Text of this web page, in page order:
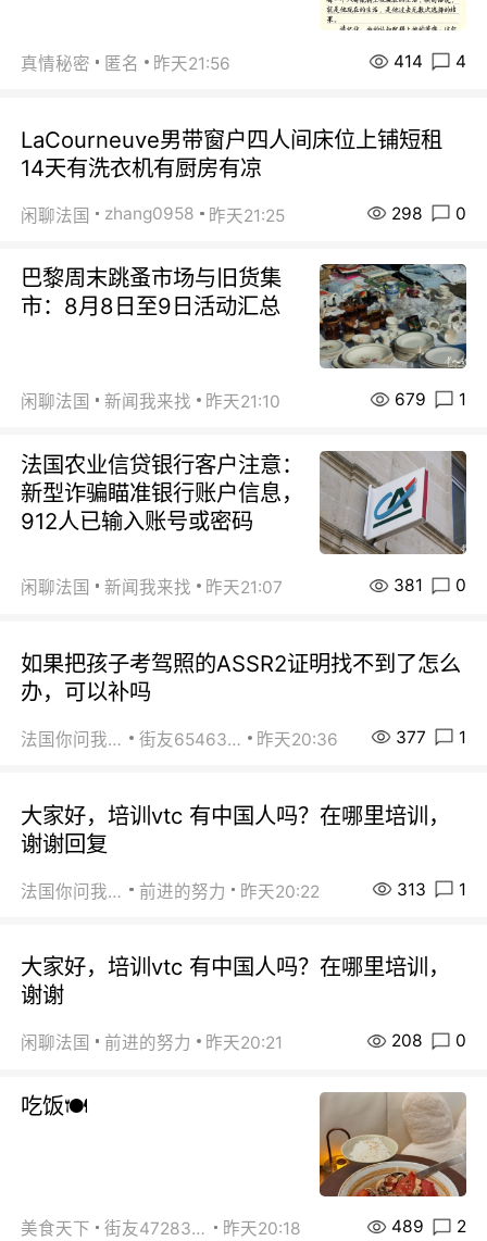
真情秘密 匿名 昨天21:56 414 4
LaCourneuve男带窗户四人间床位上铺短租
14天有洗衣机有厨房有凉
闲聊法国 zhang0958 昨天21:25 298 0
巴黎周末跳蚤市场与旧货集
市：8月8日至9日活动汇总
闲聊法国 新闻我来找 昨天21:10 679 1
法国农业信贷银行客户注意：
新型诈骗瞄准银行账户信息，
912人已输入账号或密码
闲聊法国 新闻我来找 昨天21:07 381 0
如果把孩子考驾照的ASSR2证明找不到了怎么
办，可以补吗
法国你问我答 街友65463281 昨天20:36 377 1
大家好，培训vtc 有中国人吗？在哪里培训，
谢谢回复
法国你问我答 前进的努力 昨天20:22 313 1
大家好，培训vtc 有中国人吗？在哪里培训，
谢谢
闲聊法国 前进的努力 昨天20:21 208 0
吃饭🍽️
美食天下 街友472838572 昨天20:18 489 2